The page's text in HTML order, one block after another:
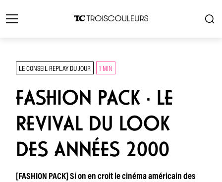
LE CONSEIL REPLAY DU JOUR 1 MIN
FASHION PACK · LE
REVIVAL DU LOOK
DES ANNÉES 2000
[FASHION PACK] Si on en croit le cinéma américain des